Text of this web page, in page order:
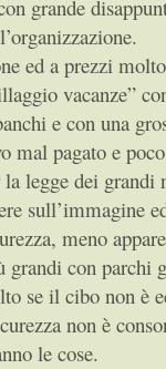
grande
ed a prezzi
vacanze”
e con una
mal pagato e
legge dei grandi
sull’immagine
meno
grandi con parchi
se il cibo non è
non è
le cose.